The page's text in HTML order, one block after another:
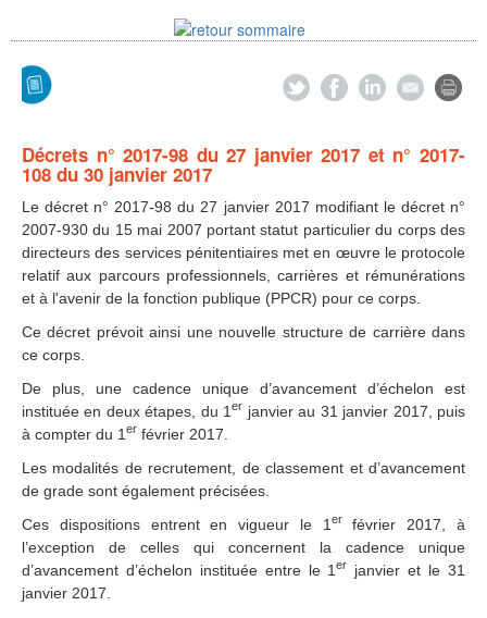
Décrets n° 2017-98 du 27 janvier 2017 et n° 2017-
108 du 30 janvier 2017
Le décret n° 2017-98 du 27 janvier 2017 modifiant le décret n°
2007-930 du 15 mai 2007 portant statut particulier du corps des
directeurs des services pénitentiaires met en œuvre le protocole
relatif aux parcours professionnels, carrières et rémunérations
et à l'avenir de la fonction publique (PPCR) pour ce corps.
Ce décret prévoit ainsi une nouvelle structure de carrière dans
ce corps.
De plus, une cadence unique d’avancement d’échelon est
instituée en deux étapes, du 1er janvier au 31 janvier 2017, puis
à compter du 1 er février 2017.
Les modalités de recrutement, de classement et d’avancement
de grade sont également précisées.
Ces dispositions entrent en vigueur le 1 erfévrier 2017, à
l’exception de celles qui concernent la cadence unique
d’avancement d’échelon instituée entre le 1er
janvier et le 31
janvier 2017.